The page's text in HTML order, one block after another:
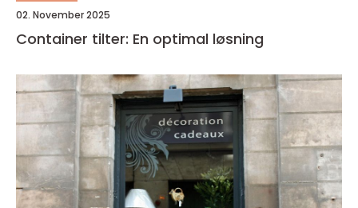
02. November 2025
Container tilter: En optimal løsning